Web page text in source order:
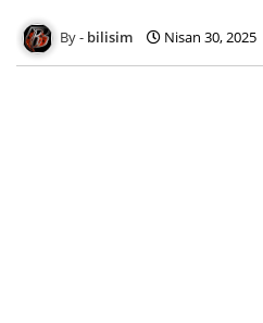
bilisim Nisan 30, 2025